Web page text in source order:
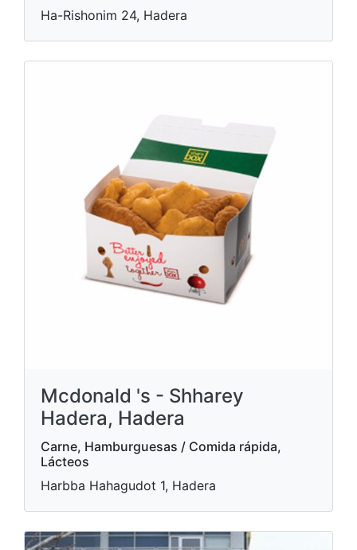
Ha-Rishonim 24, Hadera
Mcdonald 's - Shharey
Hadera, Hadera
Carne, Hamburguesas / Comida rápida,
Lácteos
Harbba Hahagudot 1, Hadera